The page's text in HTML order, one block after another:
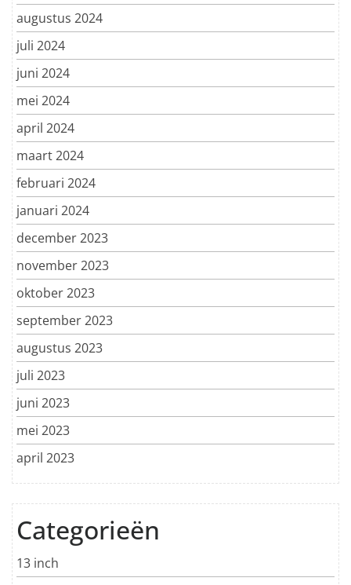
augustus 2024
juli 2024
juni 2024
mei 2024
april 2024
maart 2024
februari 2024
januari 2024
december 2023
november 2023
oktober 2023
september 2023
augustus 2023
juli 2023
juni 2023
mei 2023
april 2023
Categorieën
13 inch